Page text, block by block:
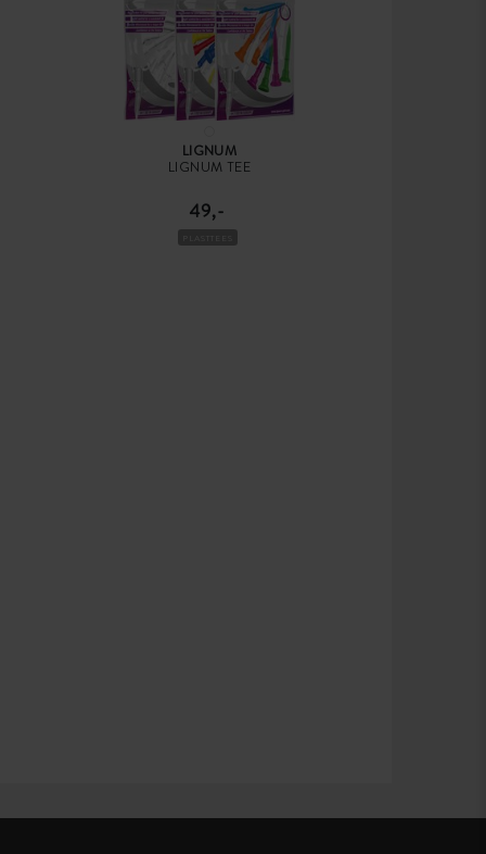
LIGNUM
LIGNUM TEE
49,-